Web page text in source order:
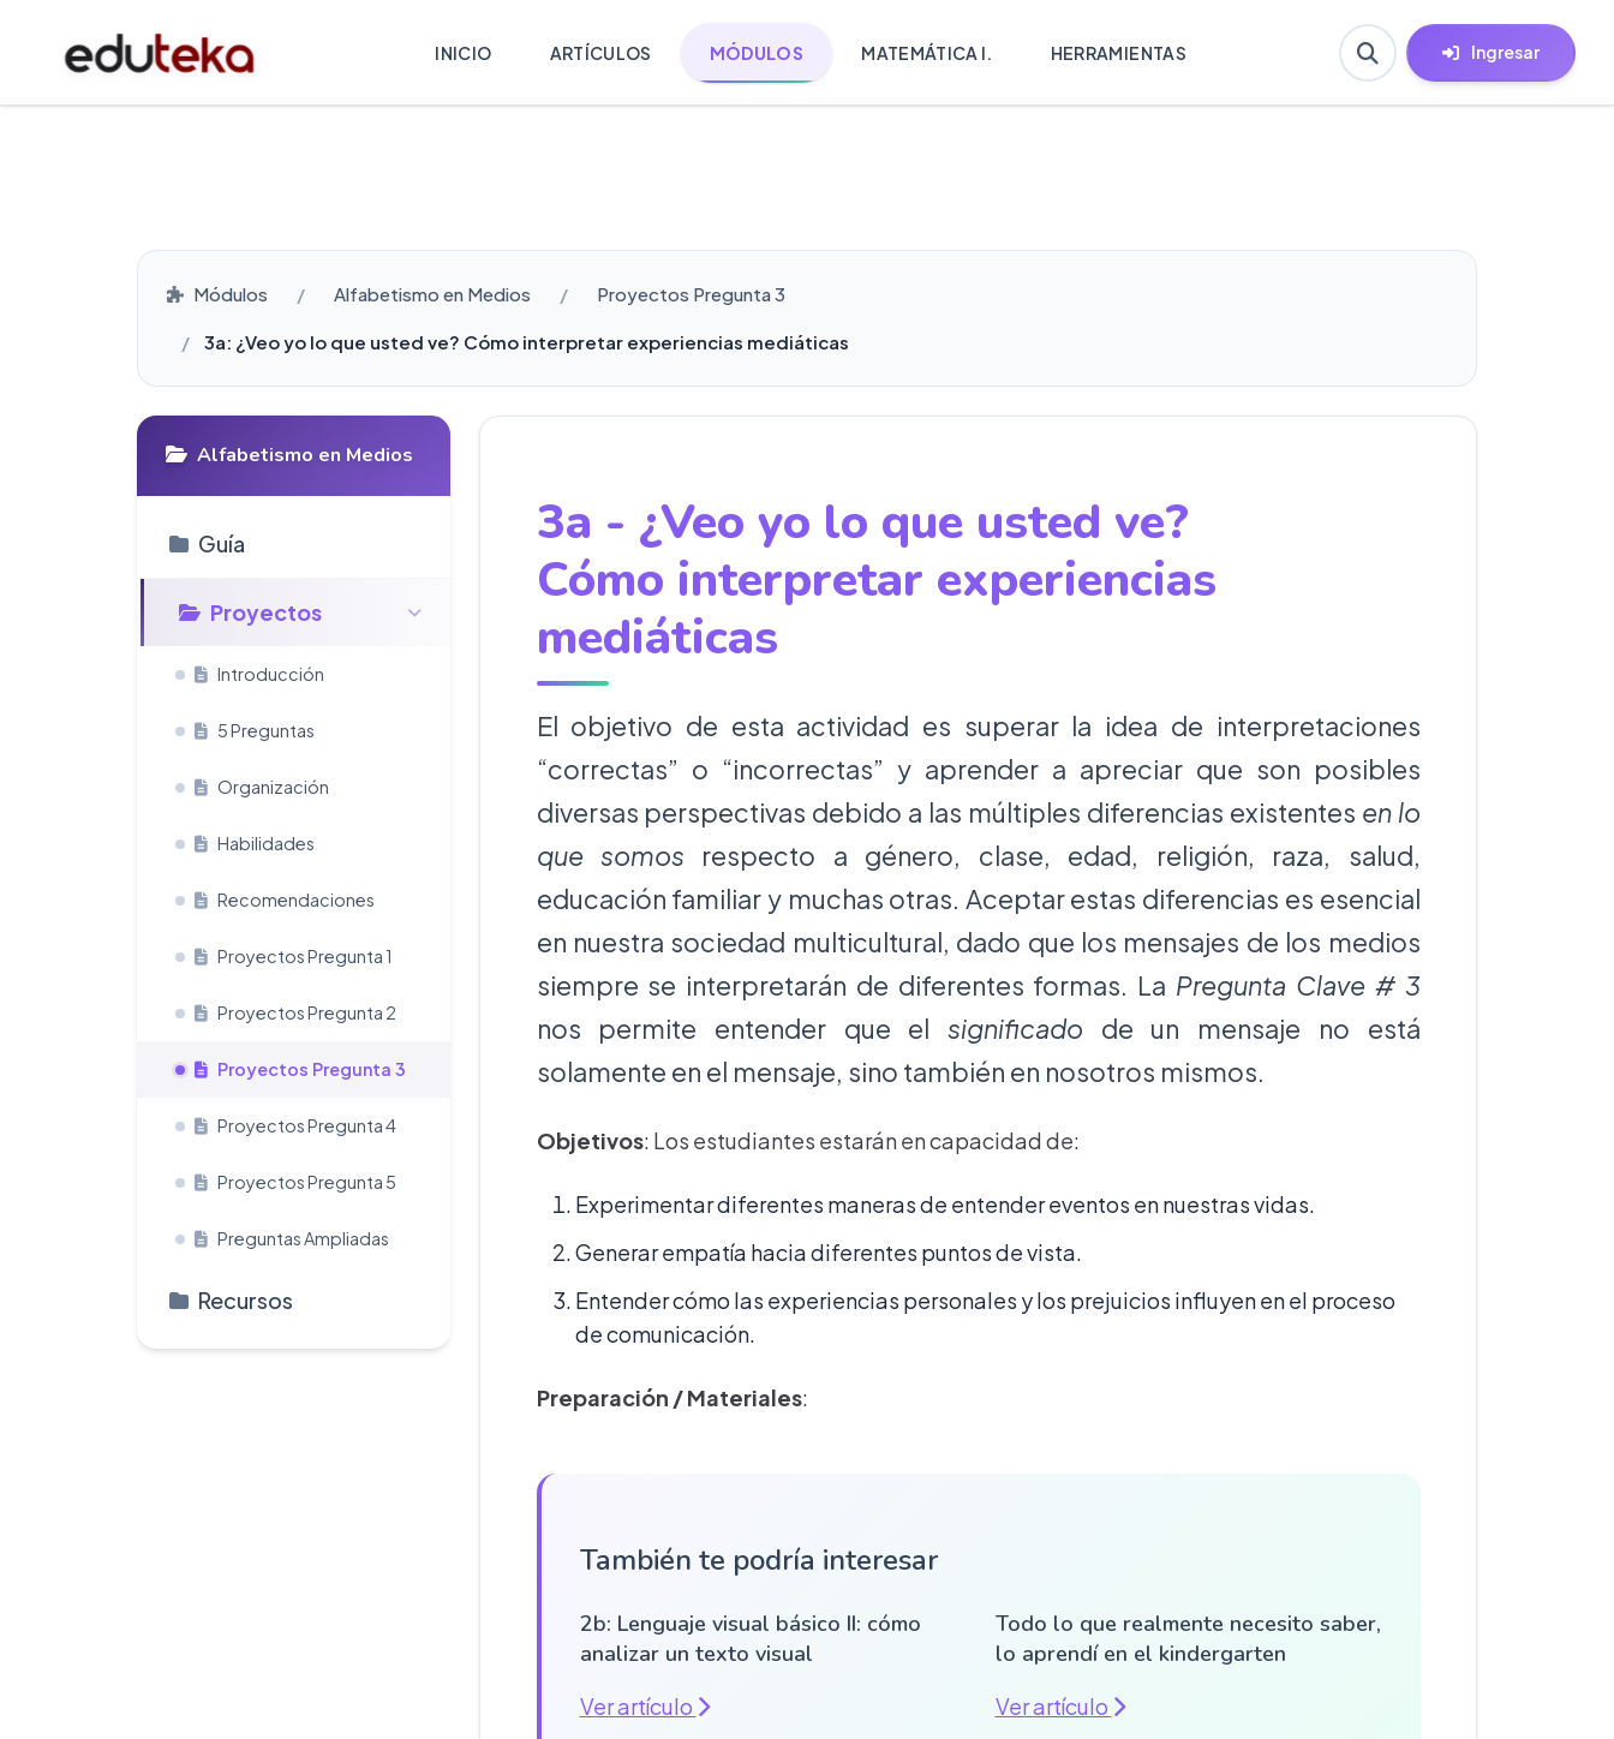
INICIO ARTÍCULOS MÓDULOS MATEMÁTICA I. HERRAMIENTAS Ingresar
Módulos Alfabetismo en Medios Proyectos Pregunta 3
3a: ¿Veo yo lo que usted ve? Cómo interpretar experiencias mediáticas
Alfabetismo en Medios
Guí­a
Proyectos
Introducción
5 Preguntas
Organización
Habilidades
Recomendaciones
Proyectos Pregunta 1
Proyectos Pregunta 2
Proyectos Pregunta 3
Proyectos Pregunta 4
Proyectos Pregunta 5
Preguntas Ampliadas
Recursos
3a - ¿Veo yo lo que usted ve?
Cómo interpretar experiencias
mediáticas
El objetivo de esta actividad es superar la idea de interpretaciones
“correctas” o “incorrectas” y aprender a apreciar que son posibles
diversas perspectivas debido a las múltiples diferencias existentes en lo
que somos respecto a género, clase, edad, religión, raza, salud,
educación familiar y muchas otras. Aceptar estas diferencias es esencial
en nuestra sociedad multicultural, dado que los mensajes de los medios
siempre se interpretarán de diferentes formas. La Pregunta Clave # 3
nos permite entender que el significado de un mensaje no está
solamente en el mensaje, sino también en nosotros mismos.
Objetivos: Los estudiantes estarán en capacidad de:
Experimentar diferentes maneras de entender eventos en nuestras vidas.
Generar empatía hacia diferentes puntos de vista.
Entender cómo las experiencias personales y los prejuicios influyen en el proceso
de comunicación.
Preparación / Materiales:
También te podría interesar
2b: Lenguaje visual básico II: cómo
analizar un texto visual
Ver artículo
Todo lo que realmente necesito saber,
lo aprendí en el kindergarten
Ver artículo